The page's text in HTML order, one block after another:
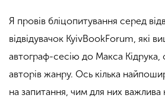
Я провів бліцопитування серед
відвідувачок KyivBookForum, які
автограф-сесію до Макса Кідрука,
авторів жанру. Ось кілька
на запитання, чим для них важлива